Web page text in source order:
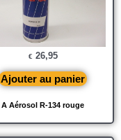
A Aérosol R-134 rouge
€ 26,95
Ajouter au panier